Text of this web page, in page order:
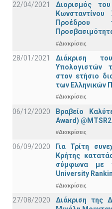
22/04/2021
Διορισμός
Προέδρου
#Διακρίσεις
28/01/2021
Διάκριση
Υπολογιστών
στον ετήσιο
των Ελληνικών
#Διακρίσεις
06/12/2020
Βραβείο
Award)
#Διακρίσεις
06/09/2020
Για Τρίτη
Κρήτης
σύμφωνα με
University
#Διακρίσεις
27/08/2020
Διάκριση της